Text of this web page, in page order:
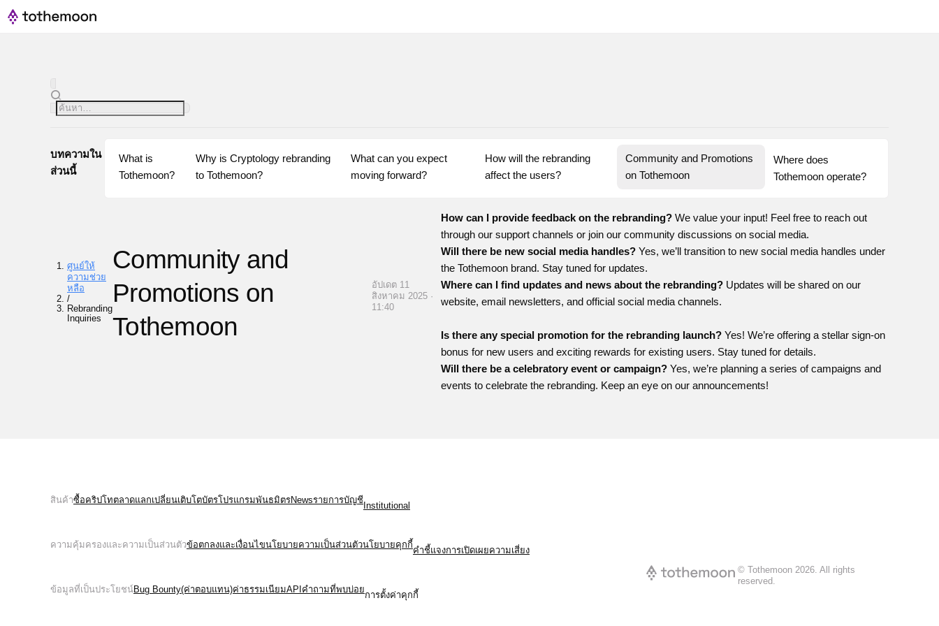
บทความใน
ส่วนนี้
What is
Tothemoon?
Why is Cryptology rebranding
to Tothemoon?
What can you expect
moving forward?
How will the rebranding
affect the users?
Community and Promotions
on Tothemoon
Where does
Tothemoon operate?
ศูนย์ให้
ความช่วย
หลือ
/
Rebranding
Inquiries
Community and
Promotions on
Tothemoon
อัปเดต 11
สิงหาคม 2025 ·
11:40
How can I provide feedback on the rebranding? We value your input! Feel free to reach out
through our support channels or join our community discussions on social media.
Will there be new social media handles? Yes, we’ll transition to new social media handles under
the Tothemoon brand. Stay tuned for updates.
Where can I find updates and news about the rebranding? Updates will be shared on our
website, email newsletters, and official social media channels.
Is there any special promotion for the rebranding launch? Yes! We’re offering a stellar sign-on
bonus for new users and exciting rewards for existing users. Stay tuned for details.
Will there be a celebratory event or campaign? Yes, we’re planning a series of campaigns and
events to celebrate the rebranding. Keep an eye on our announcements!
สินค้าซื้อคริปโทตลาดแลกเปลี่ยนเติบโตบัตรโปรแกรมพันธมิตรNewsรายการบัญชี
Institutional
ความคุ้มครองและความเป็นส่วนตัวข้อตกลงและเงื่อนไขนโยบายความเป็นส่วนตัวนโยบายคุกกี้
คำชี้แจงการเปิดเผยความเสี่ยง
ข้อมูลที่เป็นประโยชน์Bug Bounty(ค่าตอบแทน)ค่าธรรมเนียมAPI คำถามที่พบบ่อย
การตั้งค่าคุกกี้
© Tothemoon 2026. All rights
reserved.